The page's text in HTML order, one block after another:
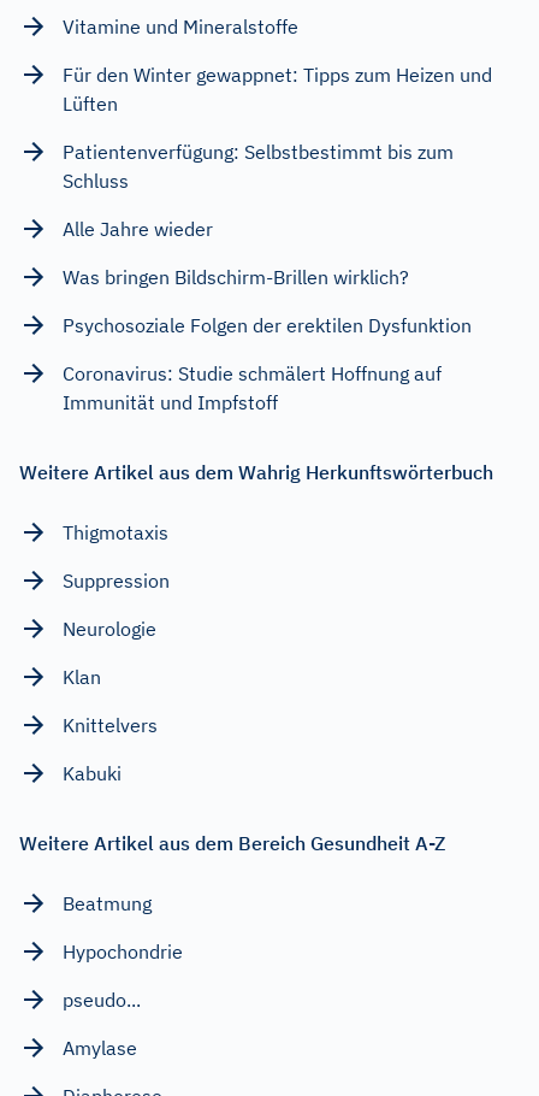
Vitamine und Mineralstoffe
Für den Winter gewappnet: Tipps zum Heizen und
Lüften
Patientenverfügung: Selbstbestimmt bis zum
Schluss
Alle Jahre wieder
Was bringen Bildschirm-Brillen wirklich?
Psychosoziale Folgen der erektilen Dysfunktion
Coronavirus: Studie schmälert Hoffnung auf
Immunität und Impfstoff
Weitere Artikel aus dem Wahrig Herkunftswörterbuch
Thigmotaxis
Suppression
Neurologie
Klan
Knittelvers
Kabuki
Weitere Artikel aus dem Bereich Gesundheit A-Z
Beatmung
Hypochondrie
pseudo...
Amylase